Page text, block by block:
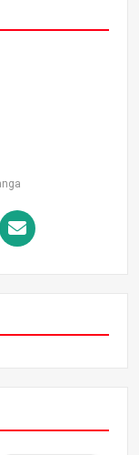
sus rápidos m
al derrota
veneno es espe
tiene una efica
particular, no
Aunque su ven
infligir una
otros Hashira.
del Sonid
feroces habilida
extravagante y